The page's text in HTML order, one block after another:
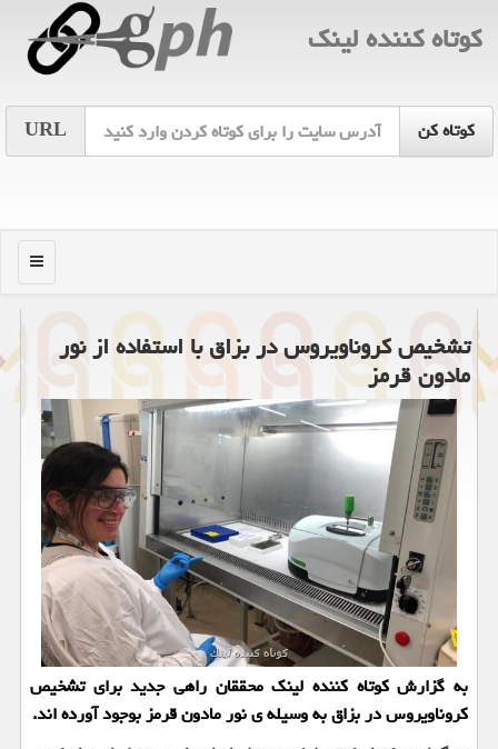
كوتاه كننده لینك
URL
منو
تشخیص كروناویروس در بزاق با استفاده از نور
مادون قرمز
به گزارش کوتاه کننده لینک محققان راهی جدید برای تشخیص
کروناویروس در بزاق به وسیله ی نور مادون قرمز بوجود آورده اند.